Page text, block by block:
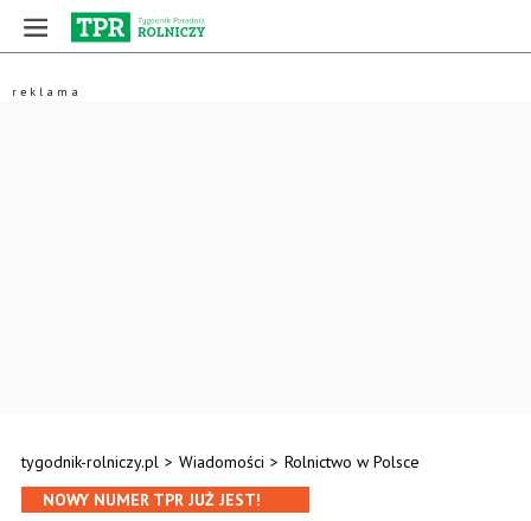
tygodnik-rolniczy.pl > Wiadomości > Rolnictwo w Polsce
NOWY NUMER TPR JUŻ JEST!